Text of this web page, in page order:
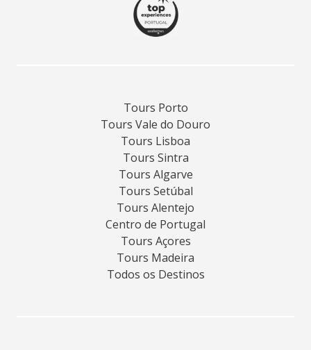
Tours Porto
Tours Vale do Douro
Tours Lisboa
Tours Sintra
Tours Algarve
Tours Setúbal
Tours Alentejo
Centro de Portugal
Tours Açores
Tours Madeira
Todos os Destinos